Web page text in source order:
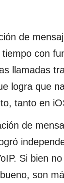
de
con
llamadas
logra que
tanto en
de
Si bien
son